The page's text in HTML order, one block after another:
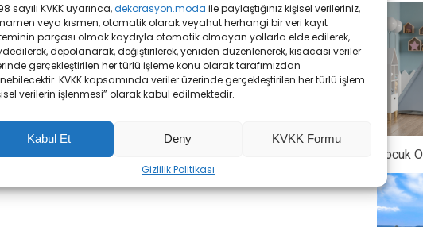
sayılı KVKK uyarınca,dekorasyon.moda ile paylaştığınız kişisel verileriniz,
veya kısmen, otomatik olarak veyahut herhangi bir veri kayıt
parçası olmak kaydıyla otomatik olmayan yollarla elde edilerek,
depolanarak, değiştirilerek, yeniden düzenlenerek, kısacası veriler
gerçekleştirilen her türlü işleme konu olarak tarafımızdan
KVKK kapsamında veriler üzerinde gerçekleştirilen her türlü işlem
verilerin işlenmesi” olarak kabul edilmektedir.
Kabul Et Deny KVKK Formu
Gizlilik Politikası
Çocuk